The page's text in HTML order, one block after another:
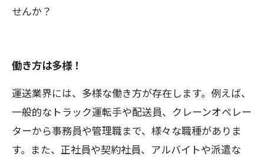
せんか？
働き方は多様！
運送業界には、多様な働き方が存在します。例えば、
一般的なトラック運転手や配送員、クレーンオペレー
ターから事務員や管理職まで、様々な職種がありま
す。また、正社員や契約社員、アルバイトや派遣な